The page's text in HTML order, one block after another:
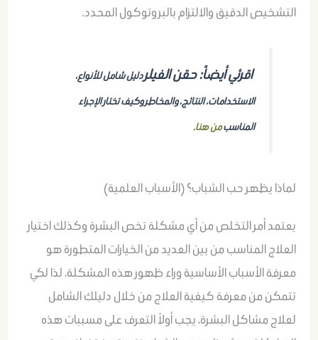
التشخيص الدقيق والالتزام بالبروتوكول المحدد.
اقرئي أيضاً: حقن الفيلردليل شامل للأنواع،
الاستخدامات، النتائج، والمخاطر وكيف تختار الإجراء
المناسبمن هنا.
لماذا يظهر حب الشباب؟ (الأسباب العلمية)
يعتمد أمر التخلص من أي مشكلة تخص البشرة وكذلك اختيار
العلاج المناسب من بين العديد من الخيارات المتطورة هو
معرفة الأسباب الأساسية وراء ظهور هذه المشكلة، لذا لكي
تتمكن من معرفة كيفية العلاج من خلال دليلك الشامل
لعلاج مشاكل البشرة، يجب أولاً التعرف على مسببات هذه